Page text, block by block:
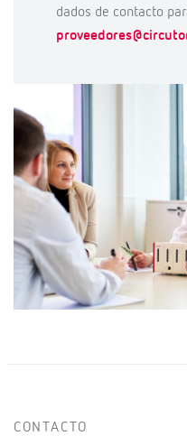
dados de contacto
CONTACTO